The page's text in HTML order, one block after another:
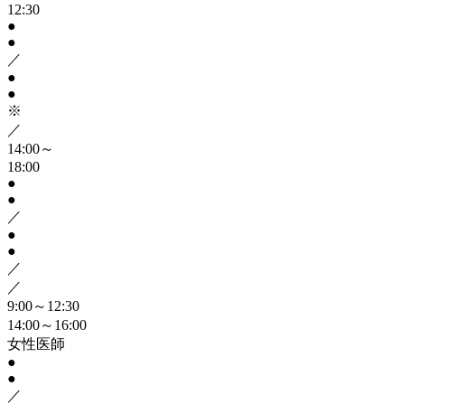
12:30
●
●
／
●
●
※
／
14:00～
18:00
●
●
／
●
●
／
／
9:00～12:30
14:00～16:00
女性医師
●
●
／